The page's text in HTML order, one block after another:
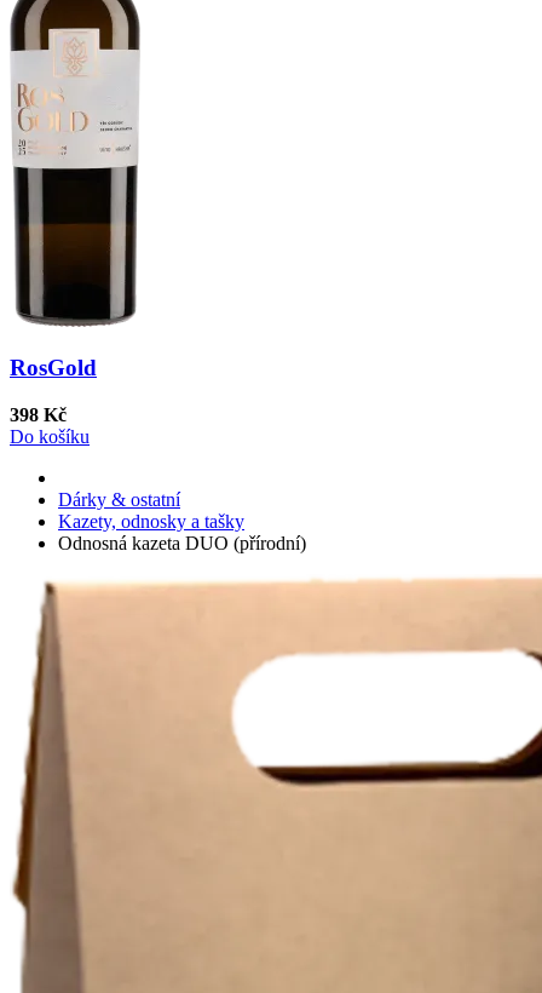
RosGold
398 Kč
Do košíku
Dárky & ostatní
Kazety, odnosky a tašky
Odnosná kazeta DUO (přírodní)